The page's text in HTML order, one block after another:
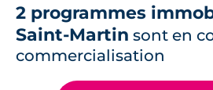
2 programmes
Saint-Martin sont en
commercialisation